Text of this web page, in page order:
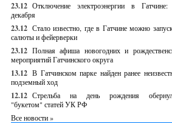
23.12 Отключение электроэнергии в
декабря
23.12 Стало известно, где в Гатчине можно
салюты и фейерверки
23.12 Полная афиша новогодних и
мероприятий Гатчинского округа
13.12 В Гатчинском парке найден ранее
подземный ход
12.12 Стрельба на день рождения
"букетом" статей УК РФ
Все новости »